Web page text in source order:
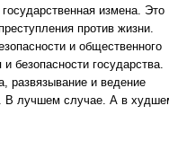
измена. Это
против жизни.
и общественного
безопасности государства.
развязывание и ведение
В лучшем случае. А в